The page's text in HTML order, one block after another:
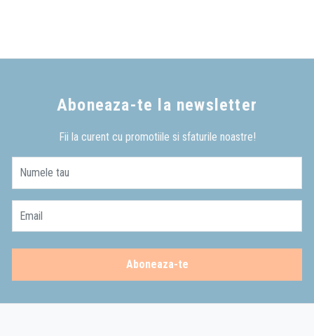
Aboneaza-te la newsletter
Fii la curent cu promotiile si sfaturile noastre!
Numele tau
Email
Aboneaza-te